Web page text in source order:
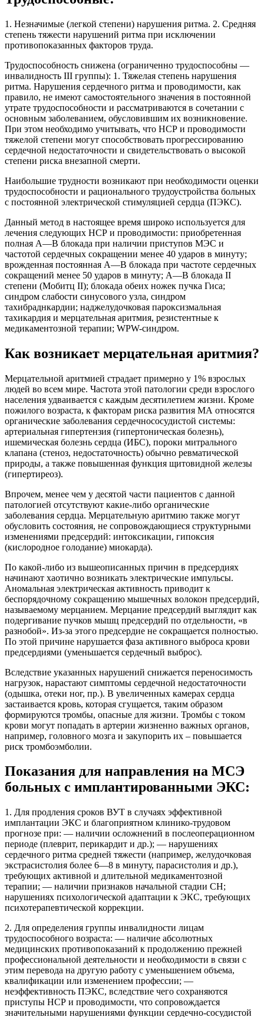
1. Незначимые (легкой степени) нарушения ритма. 2. Средняя
степень тяжести нарушений ритма при исключении
противопоказанных факторов труда.
Трудоспособность снижена (ограниченно трудоспособны —
инвалидность III группы): 1. Тяжелая степень нарушения
ритма. Нарушения сердечного ритма и проводимости, как
правило, не имеют самостоятельного значения в постоянной
утрате трудоспособности и рассматриваются в сочетании с
основным заболеванием, обусловившим их возникновение.
При этом необходимо учитывать, что НСР и проводимости
тяжелой степени могут способствовать прогрессированию
сердечной недостаточности и свидетельствовать о высокой
степени риска внезапной смерти.
Наибольшие трудности возникают при необходимости оценки
трудоспособности и рационального трудоустройства больных
с постоянной электрической стимуляцией сердца (ПЭКС).
Данный метод в настоящее время широко используется для
лечения следующих НСР и проводимости: приобретенная
полная А—В блокада при наличии приступов МЭС и
частотой сердечных сокращении менее 40 ударов в минуту;
врожденная постоянная А—В блокада при частоте сердечных
сокращений менее 50 ударов в минуту; А—В блокада II
степени (Мобитц II); блокада обеих ножек пучка Гиса;
синдром слабости синусового узла, синдром
тахибраднкардии; наджелудочковая пароксизмальная
тахикардия и мерцательная аритмия, резистентные к
медикаментозной терапии; WPW-синдром.
Как возникает мерцательная аритмия?
Мерцательной аритмией страдает примерно у 1% взрослых
людей во всем мире. Частота этой патологии среди взрослого
населения удваивается с каждым десятилетием жизни. Кроме
пожилого возраста, к факторам риска развития МА относятся
органические заболевания сердечнососудистой системы:
артериальная гипертензия (гипертоническая болезнь),
ишемическая болезнь сердца (ИБС), пороки митрального
клапана (стеноз, недостаточность) обычно ревматической
природы, а также повышенная функция щитовидной железы
(гипертиреоз).
Впрочем, менее чем у десятой части пациентов с данной
патологией отсутствуют какие-либо органические
заболевания сердца. Мерцательную аритмию также могут
обусловить состояния, не сопровождающиеся структурными
изменениями предсердий: интоксикации, гипоксия
(кислородное голодание) миокарда).
По какой-либо из вышеописанных причин в предсердиях
начинают хаотично возникать электрические импульсы.
Аномальная электрическая активность приводит к
беспорядочному сокращению мышечных волокон предсердий,
называемому мерцанием. Мерцание предсердий выглядит как
подергивание пучков мышц предсердий по отдельности, «в
разнобой». Из-за этого предсердие не сокращается полностью.
По этой причине нарушается фаза активного выброса крови
предсердиями (уменьшается сердечный выброс).
Вследствие указанных нарушений снижается переносимость
нагрузок, нарастают симптомы сердечной недостаточности
(одышка, отеки ног, пр.). В увеличенных камерах сердца
застаивается кровь, которая сгущается, таким образом
формируются тромбы, опасные для жизни. Тромбы с током
крови могут попадать в артерии жизненно важных органов,
например, головного мозга и закупорить их – повышается
риск тромбоэмболии.
Показания для направления на МСЭ
больных с имплантированными ЭКС:
1. Для продления сроков ВУТ в случаях эффективной
имплантации ЭКС и благоприятном клинико-трудовом
прогнозе при: — наличии осложнений в послеоперационном
периоде (плеврит, перикардит и др.); — нарушениях
сердечного ритма средней тяжести (например, желудочковая
экстрасистолия более 6—8 в минуту, парасистолия и др.),
требующих активной и длительной медикаментозной
терапии; — наличии признаков начальной стадии СН;
нарушениях психологической адаптации к ЭКС, требующих
психотерапевтической коррекции.
2. Для определения группы инвалидности лицам
трудоспособного возраста: — наличие абсолютных
медицинских противопоказаний к продолжению прежней
профессиональной деятельности и необходимости в связи с
этим перевода на другую работу с уменьшением объема,
квалификации или изменением профессии; —
неэффективность ПЭКС, вследствие чего сохраняются
приступы НСР и проводимости, что сопровождается
значительными нарушениями функции сердечно-сосудистой